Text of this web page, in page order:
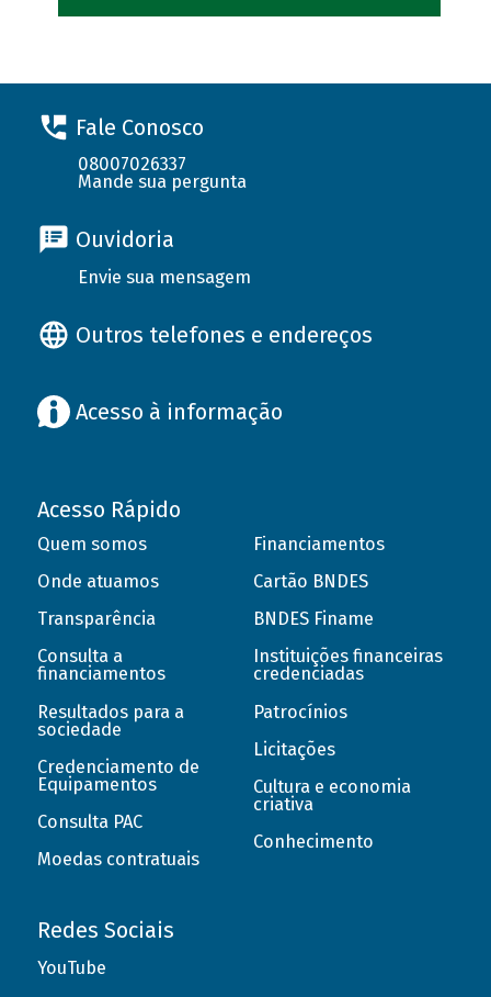
Fale Conosco
08007026337
Mande sua pergunta
Ouvidoria
Envie sua mensagem
Outros telefones e endereços
Acesso à informação
Acesso Rápido
Quem somos
Onde atuamos
Transparência
Consulta a
financiamentos
Resultados para a
sociedade
Credenciamento de
Equipamentos
Consulta PAC
Moedas contratuais
Financiamentos
Cartão BNDES
BNDES Finame
Instituições financeiras
credenciadas
Patrocínios
Licitações
Cultura e economia
criativa
Conhecimento
Redes Sociais
YouTube